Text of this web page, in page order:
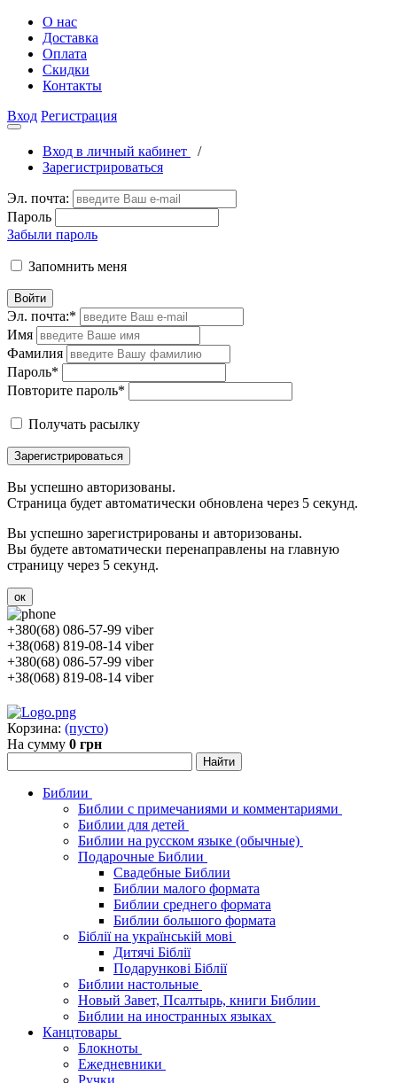
О нас
Доставка
Оплата
Скидки
Контакты
Вход Регистрация
Вход в личный кабинет
/
Зарегистрироваться
Эл. почта:
Пароль
Забыли пароль
Запомнить меня
Войти
Эл. почта:*
Имя
Фамилия
Пароль*
Повторите пароль*
Получать расылку
Зарегистрироваться
Вы успешно авторизованы.
Страница будет автоматически обновлена через 5 секунд.
Вы успешно зарегистрированы и авторизованы.
Вы будете автоматически перенаправлены на главную
страницу через 5 секунд.
ок
+380(68) 086-57-99 viber
+38(068) 819-08-14 viber
+380(68) 086-57-99 viber
+38(068) 819-08-14 viber
Корзина: (пусто)
На сумму 0 грн
Библии
Библии с примечаниями и комментариями
Библии для детей
Библии на русском языке (обычные)
Подарочные Библии
Свадебные Библии
Библии малого формата
Библии среднего формата
Библии большого формата
Біблії на українській мові
Дитячі Біблії
Подарункові Біблії
Библии настольные
Новый Завет, Псалтырь, книги Библии
Библии на иностранных языках
Канцтовары
Блокноты
Ежедневники